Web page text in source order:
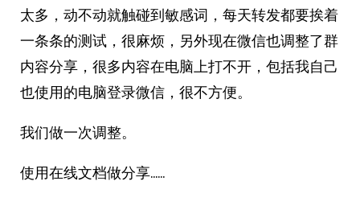
太多，动不动就触碰到敏感词，每天转发都要挨着
一条条的测试，很麻烦，另外现在微信也调整了群
内容分享，很多内容在电脑上打不开，包括我自己
也使用的电脑登录微信，很不方便。
我们做一次调整。
使用在线文档做分享……